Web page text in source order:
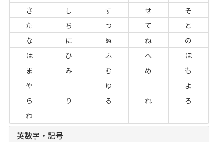
さ
し す せ
そ
た
ち つ て
と
な
に ぬ ね
の
は
ひ ふ へ
ほ
ま
み む め
も
や
ゆ
よ
ら
り る れ
ろ
わ
英数字・記号